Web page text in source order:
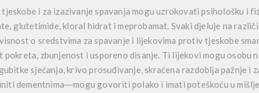
i za izazivanje spavanja mogu uzrokovati psihološku i
glutetimide, kloral hidrat i meprobamat. Svaki djeluje na
o sredstvima za spavanje i lijekovima protiv tjeskobe
pokreta, zbunjenost i usporeno disanje. Ti lijekovi mogu osobu
sjećanja, krivo prosuđivanje, skraćena razdoblja pažnje i
dementnima―mogu govoriti polako i imati poteškoću u